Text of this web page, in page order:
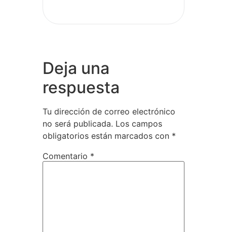
Deja una
respuesta
Tu dirección de correo electrónico
no será publicada. Los campos
obligatorios están marcados con *
Comentario *